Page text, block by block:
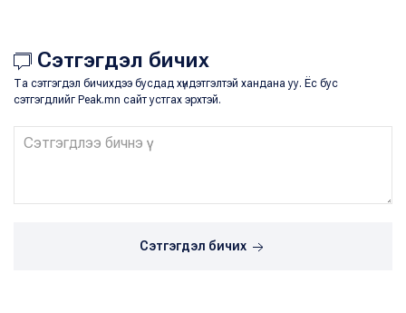
Сэтгэгдэл бичих
Та сэтгэгдэл бичихдээ бусдад хүндэтгэлтэй хандана уу. Ёс бус
сэтгэгдлийг Peak.mn сайт устгах эрхтэй.
Сэтгэгдэл бичих